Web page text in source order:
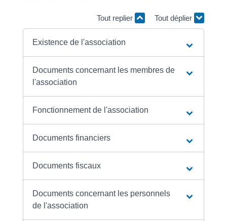
Tout replier Tout déplier
Existence de l'association
Documents concernant les membres de
l'association
Fonctionnement de l'association
Documents financiers
Documents fiscaux
Documents concernant les personnels
de l'association